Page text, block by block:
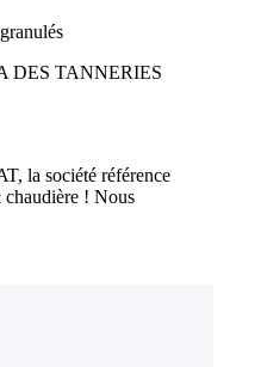
DES TANNERIES
la société référence
! Nous